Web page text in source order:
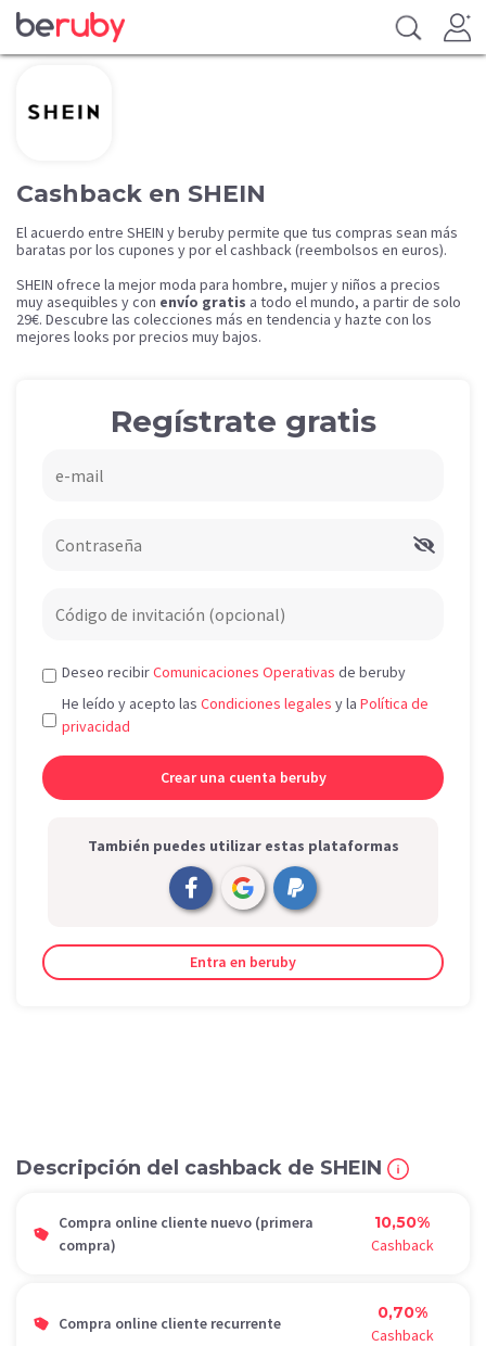
Cashback en SHEIN
El acuerdo entre SHEIN y beruby permite que tus compras sean más
baratas por los cupones y por el cashback (reembolsos en euros).
SHEIN ofrece la mejor moda para hombre, mujer y niños a precios
muy asequibles y con envío gratis a todo el mundo, a partir de solo
29€. Descubre las colecciones más en tendencia y hazte con los
mejores looks por precios muy bajos.
Regístrate gratis
Deseo recibirComunicaciones Operativas de beruby
He leído y acepto las Condiciones legales y la Política de
privacidad
También puedes utilizar estas plataformas
Entra en beruby
Descripción del cashback de SHEIN
Compra online cliente nuevo (primera
compra)
10,50%
Cashback
Compra online cliente recurrente
0,70%
Cashback